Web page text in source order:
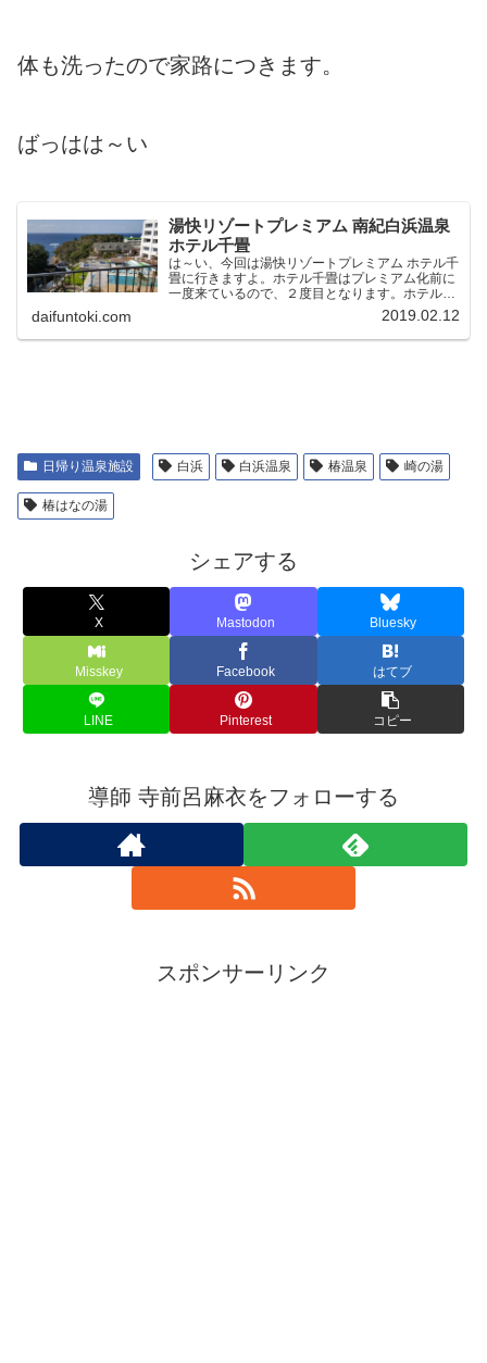
体も洗ったので家路につきます。
ばっはは～い
湯快リゾートプレミアム 南紀白浜温泉
ホテル千畳
は～い、今回は湯快リゾートプレミアム ホテル千
畳に行きますよ。ホテル千畳はプレミアム化前に
一度来ているので、２度目となります。ホテル千
畳は和歌山県の白浜温泉にある温泉ホテル。和歌
山県民の僕としては長く眠れます。前日の夜は若
干アニメをたしなん…
daifuntoki.com 2019.02.12
日帰り温泉施設 白浜 白浜温泉 椿温泉 崎の湯
椿はなの湯
シェアする
X Mastodon Bluesky
Misskey Facebook はてブ
LINE Pinterest コピー
導師 寺前呂麻衣をフォローする
スポンサーリンク